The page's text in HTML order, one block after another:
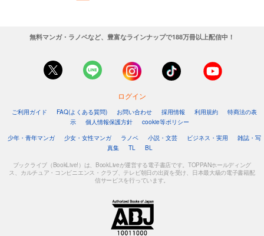
無料マンガ・ラノベなど、豊富なラインナップで188万冊以上配信中！
ログイン
ご利用ガイド FAQ(よくある質問) お問い合わせ 採用情報 利用規約
特商法の表
示
個人情報保護方針
cookie等ポリシー
少年・青年マンガ
少女・女性マンガ ラノベ 小説・文芸 ビジネス・実用
雑誌・写
真集
TL BL
ブックライブ（BookLive!）は、BookLiveが運営する電子書店です。TOPPANホールディング
ス、カルチュア・コンビニエンス・クラブ、テレビ朝日の出資を受け、日本最大級の電子書籍配
信サービスを行っています。